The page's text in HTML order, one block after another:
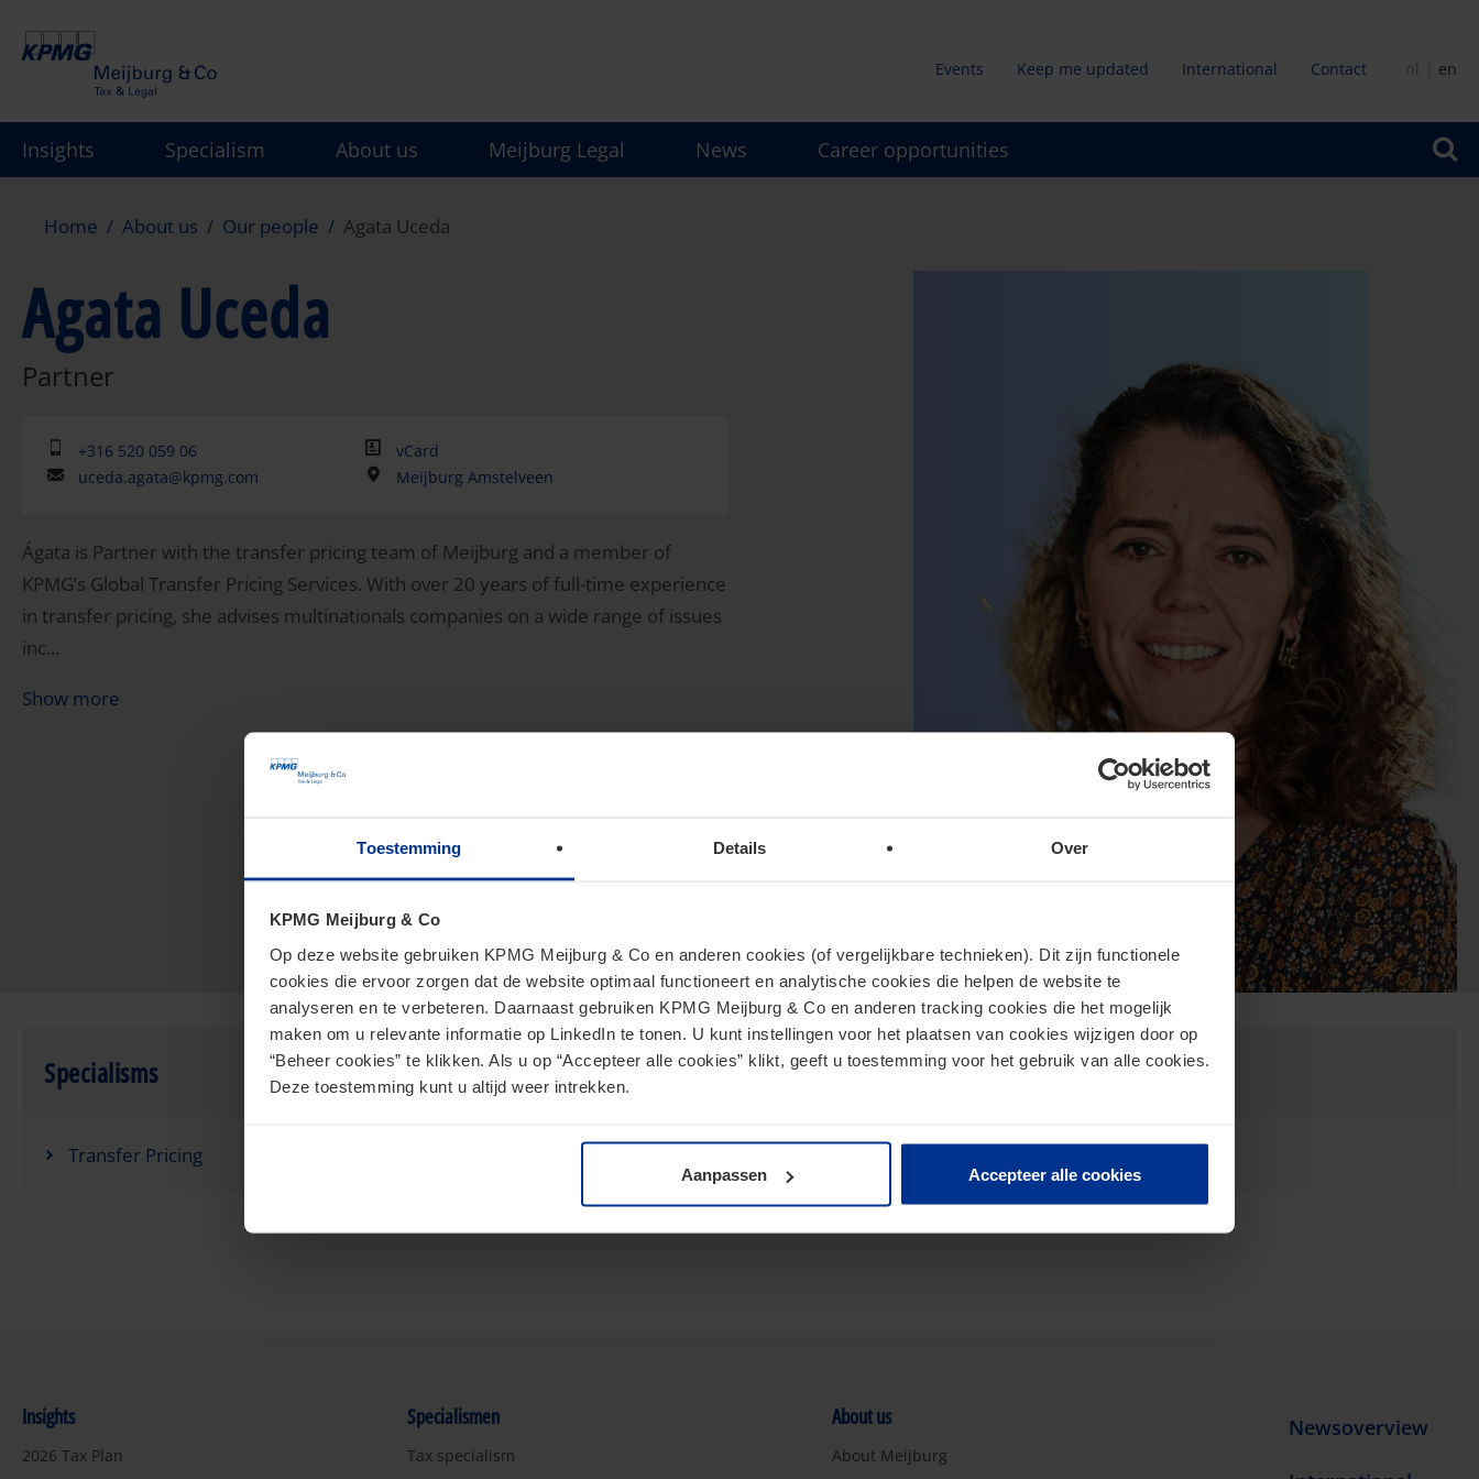
Toestemming Details Over
KPMG Meijburg & Co
Op deze website gebruiken KPMG Meijburg & Co en anderen cookies (of vergelijkbare technieken). Dit zijn functionele
cookies die ervoor zorgen dat de website optimaal functioneert en analytische cookies die helpen de website te
analyseren en te verbeteren. Daarnaast gebruiken KPMG Meijburg & Co en anderen tracking cookies die het mogelijk
maken om u relevante informatie op LinkedIn te tonen. U kunt instellingen voor het plaatsen van cookies wijzigen door op
“Beheer cookies” te klikken. Als u op “Accepteer alle cookies” klikt, geeft u toestemming voor het gebruik van alle cookies.
Deze toestemming kunt u altijd weer intrekken.
Aanpassen Accepteer alle cookies
Secundair
menu
Events Keep me updated International Contact nl en
Insights Specialism About us Meijburg Legal News Career opportunities
Home About us Our people Agata Uceda
Agata Uceda
Partner
+316 520 059 06
vCard
uceda.agata@kpmg.com
Meijburg Amstelveen
Ágata is Partner with the transfer pricing team of Meijburg and a member of
KPMG’s Global Transfer Pricing Services. With over 20 years of full-time experience
in transfer pricing, she advises multinationals companies on a wide range of issues
inc...
Show more
Specialisms
Transfer Pricing
Insights
2026 Tax Plan
Specialismen
Tax specialism
About us
About Meijburg
Newsoverview